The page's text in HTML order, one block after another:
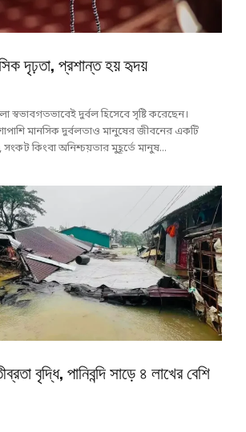
দৃঢ়তা, প্রশান্ত হয় হৃদয়
দুর্বল হিসেবে সৃষ্টি করেছেন।
মানসিক দুর্বলতাও মানুষের জীবনের একটি
সংকট কিংবা অনিশ্চয়তার মুহূর্তে মানুষ...
বৃদ্ধি, পানিবন্দি সাড়ে ৪ লাখের বেশি